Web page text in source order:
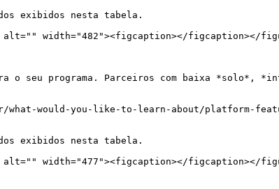
exibidos nesta tabela.
alt="" width="482"><figcaption></figcaption></
o seu programa. Parceiros com baixa *solo*,
would-you-like-to-learn-about/platform-
exibidos nesta tabela.
alt="" width="477"><figcaption></figcaption></